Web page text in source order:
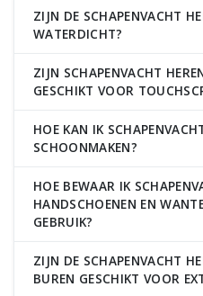
ZIJN DE SCHAPENVACHT
WATERDICHT?
ZIJN SCHAPENVACHT
GESCHIKT VOOR
HOE KAN IK
SCHOONMAKEN?
HOE BEWAAR IK
HANDSCHOENEN EN
GEBRUIK?
ZIJN DE SCHAPENVACHT
BUREN GESCHIKT VOOR